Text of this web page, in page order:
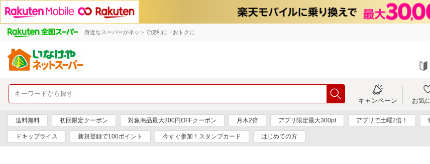
身近なスーパーがネットで便利に・おトクに
キャンペーン お気
送料無料 初回限定クーポン 対象商品最大300円OFFクーポン 月木2倍 アプリ限定最大300pt アプリで土曜2倍！
ドキップライス 新規登録で100ポイント 今すぐ参加！スタンプカード はじめての方